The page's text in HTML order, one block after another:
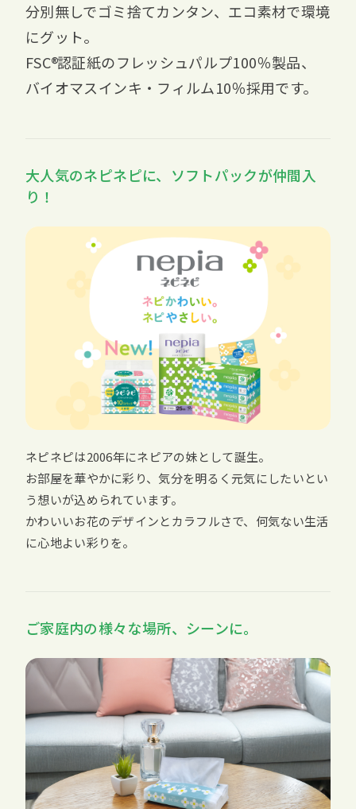
分別無しでゴミ捨てカンタン、エコ素材で環境
にグット。
FSC 認証紙のフレッシュパルプ100％製品、
バイオマスインキ・フィルム10％採用です。
大人気のネピネピに、ソフトパックが仲間入
り！
ネピネピは2006年にネピアの妹として誕生。
お部屋を華やかに彩り、気分を明るく元気にしたいとい
う想いが込められています。
かわいいお花のデザインとカラフルさで、何気ない生活
に心地よい彩りを。
ご家庭内の様々な場所、シーンに。